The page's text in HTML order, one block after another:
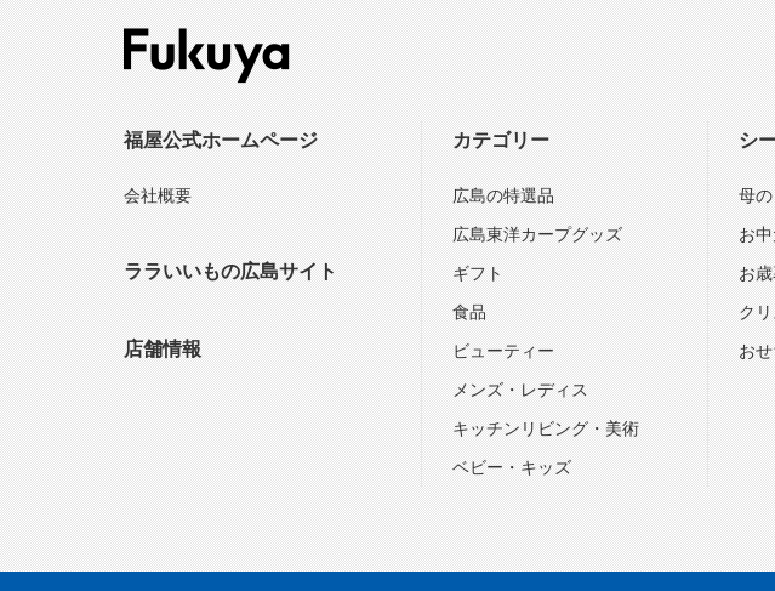
福屋公式ホームページ
会社概要
ララいいもの広島サイト
店舗情報
カテゴリー
広島の特選品
広島東洋カープグッズ
ギフト
食品
ビューティー
メンズ・レディス
キッチンリビング・美術
ベビー・キッズ
シ
母
お
お
ク
お